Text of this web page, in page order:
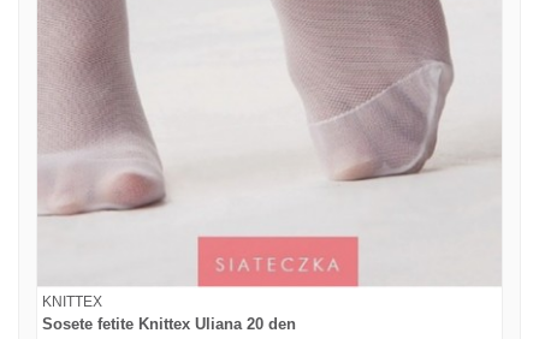
KNITTEX
Sosete fetite Knittex Uliana 20 den